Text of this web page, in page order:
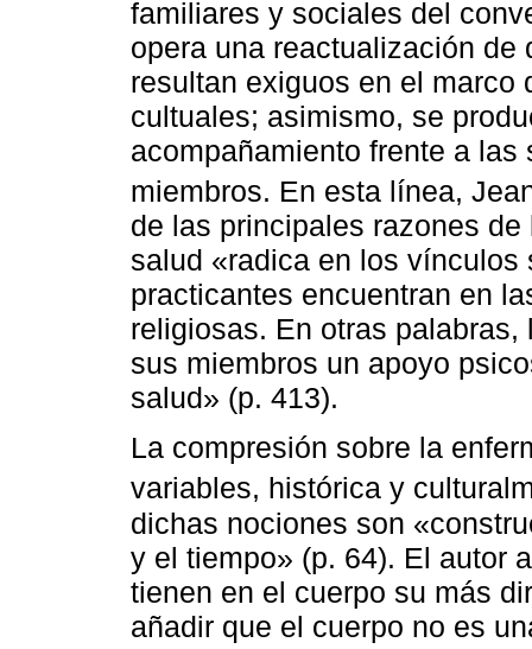
familiares y sociales del
opera una reactualización
resultan exiguos en el
cultuales; asimismo, se
acompañamiento frente a
miembros. En esta línea,
de las principales razones
salud «radica en los
practicantes encuentran en
religiosas. En otras
sus miembros un apoyo
salud» (p. 413).
La compresión sobre la
variables, histórica y
dichas nociones son
y el tiempo» (p. 64). El autor
tienen en el cuerpo su más
añadir que el cuerpo no es